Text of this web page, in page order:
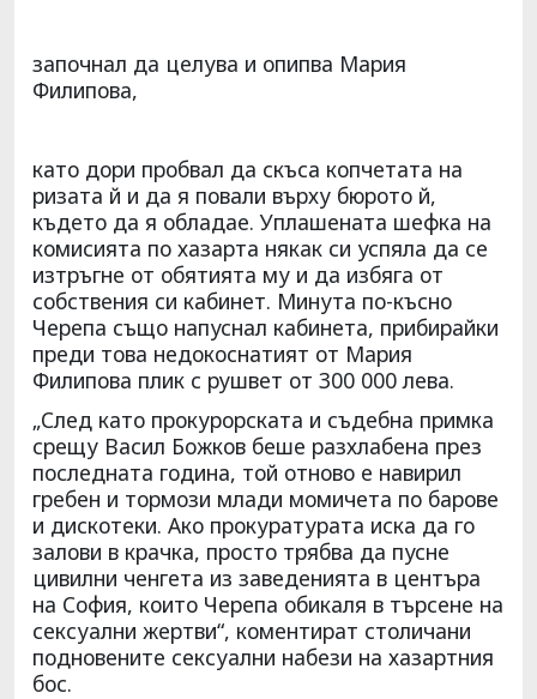
започнал да целува и опипва Мария
Филипова,
като дори пробвал да скъса копчетата на
ризата й и да я повали върху бюрото й,
където да я обладае. Уплашената шефка на
комисията по хазарта някак си успяла да се
изтръгне от обятията му и да избяга от
собствения си кабинет. Минута по-късно
Черепа също напуснал кабинета, прибирайки
преди това недокоснатият от Мария
Филипова плик с рушвет от 300 000 лева.
„След като прокурорската и съдебна примка
срещу Васил Божков беше разхлабена през
последната година, той отново е навирил
гребен и тормози млади момичета по барове
и дискотеки. Ако прокуратурата иска да го
залови в крачка, просто трябва да пусне
цивилни ченгета из заведенията в центъра
на София, които Черепа обикаля в търсене на
сексуални жертви“, коментират столичани
подновените сексуални набези на хазартния
бос.